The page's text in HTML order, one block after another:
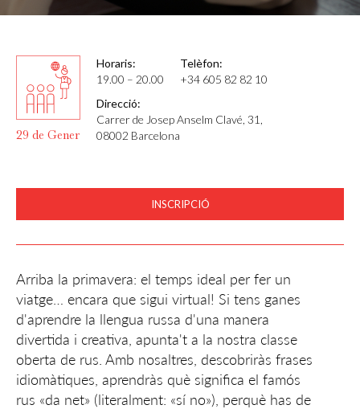
29 de Gener
Horaris:
19.00 – 20.00
Telèfon:
+34 605 82 82 10
Direcció:
Carrer de Josep Anselm Clavé, 31,
08002 Barcelona
INSCRIPCIÓ
Arriba la primavera: el temps ideal per fer un
viatge… encara que sigui virtual! Si tens ganes
d'aprendre la llengua russa d'una manera
divertida i creativa, apunta't a la nostra classe
oberta de rus. Amb nosaltres, descobriràs frases
idiomàtiques, aprendràs què significa el famós
rus «da net» (literalment: «sí no»), perquè has de